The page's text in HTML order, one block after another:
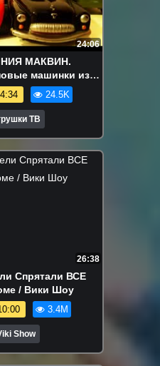
24:06
МАКВИН.
машинки из
Тачки 2. Игрушки
24.5K
ТВ
26:38
Спрятали ВСЕ
/ Вики Шоу
3.4M
Show